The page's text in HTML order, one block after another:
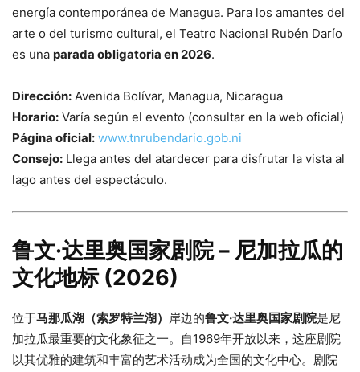
energía contemporánea de Managua. Para los amantes del
arte o del turismo cultural, el Teatro Nacional Rubén Darío
es una parada obligatoria en 2026.
Dirección: Avenida Bolívar, Managua, Nicaragua
Horario: Varía según el evento (consultar en la web oficial)
Página oficial: www.tnrubendario.gob.ni
Consejo: Llega antes del atardecer para disfrutar la vista al
lago antes del espectáculo.
鲁文·达里奥国家剧院 – 尼加拉瓜的
文化地标 (2026)
位于马那瓜湖（索罗特兰湖） 岸边的鲁文·达里奥国家剧院是尼
加拉瓜最重要的文化象征之一。自1969年开放以来，这座剧院
以其优雅的建筑和丰富的艺术活动成为全国的文化中心。剧院